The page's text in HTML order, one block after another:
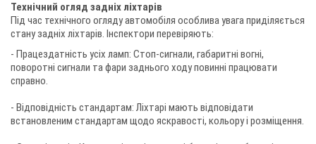
Технічний огляд задніх ліхтарів
Під час технічного огляду автомобіля особлива увага приділяється
стану задніх ліхтарів. Інспектори перевіряють:
- Працездатність усіх ламп: Стоп-сигнали, габаритні вогні,
поворотні сигнали та фари заднього ходу повинні працювати
справно.
- Відповідність стандартам: Ліхтарі мають відповідати
встановленим стандартам щодо яскравості, кольору і розміщення.